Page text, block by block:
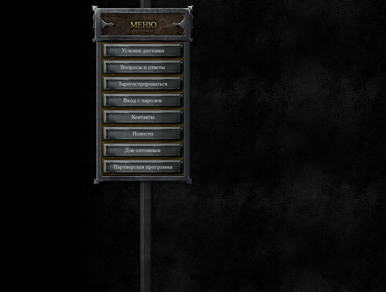
Условия доставки
Вопросы и ответы
Зарегистрироваться
Вход с паролем
Контакты
Новости
Для оптовиков
Партнерская программа